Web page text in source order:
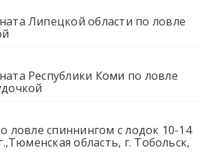
Липецкой области по ловле
Республики Коми по ловле
ловле спиннингом с лодок 10-14
область, г. Тобольск,